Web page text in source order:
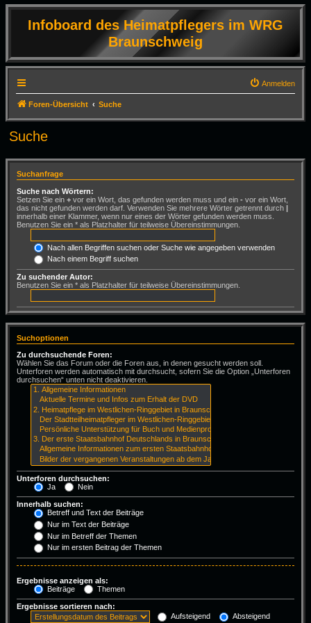
Infoboard des Heimatpflegers im WRG
Braunschweig
Anmelden
Foren-Übersicht Suche
Suche
Suchanfrage
Suche nach Wörtern:
Setzen Sie ein + vor ein Wort, das gefunden werden muss und ein - vor ein Wort,
das nicht gefunden werden darf. Verwenden Sie mehrere Wörter getrennt durch |
innerhalb einer Klammer, wenn nur eines der Wörter gefunden werden muss.
Benutzen Sie ein * als Platzhalter für teilweise Übereinstimmungen.
Nach allen Begriffen suchen oder Suche wie angegeben verwenden
Nach einem Begriff suchen
Zu suchender Autor:
Benutzen Sie ein * als Platzhalter für teilweise Übereinstimmungen.
Suchoptionen
Zu durchsuchende Foren:
Wählen Sie das Forum oder die Foren aus, in denen gesucht werden soll.
Unterforen werden automatisch mit durchsucht, sofern Sie die Option „Unterforen
durchsuchen“ unten nicht deaktivieren.
Unterforen durchsuchen:
Ja
Nein
Innerhalb suchen:
Betreff und Text der Beiträge
Nur im Text der Beiträge
Nur im Betreff der Themen
Nur im ersten Beitrag der Themen
Ergebnisse anzeigen als:
Beiträge
Themen
Ergebnisse sortieren nach:
Aufsteigend
Absteigend